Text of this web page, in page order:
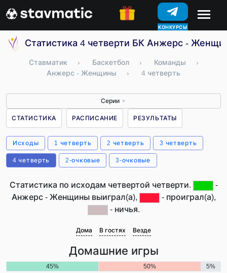
КОНКУРСЫ
Статистика 4 четверти БК Анжерс -
Ставматик › Баскетбол › Команды
›
Анжерс - Женщины
› 4 четверть
Серии ▼
СТАТИСТИКА РАСПИСАНИЕ РЕЗУЛЬТАТЫ
Исходы 1 четверть 2 четверть 3 четверть
4 четверть 2-очковые 3-очковые
Статистика по исходам четвертой четверти.
-
Анжерс - Женщины выиграл(а),
- проиграл(а),
- ничья.
Дома В гостях Везде
Домашние игры
45% 50% 5%